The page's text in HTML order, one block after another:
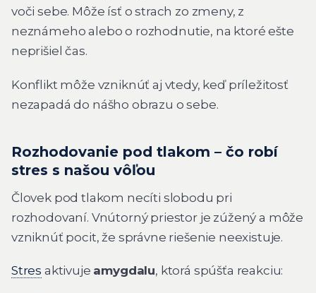
voči sebe. Môže ísť o strach zo zmeny, z
neznámeho alebo o rozhodnutie, na ktoré ešte
neprišiel čas.
Konflikt môže vzniknúť aj vtedy, keď príležitosť
nezapadá do nášho obrazu o sebe.
Rozhodovanie pod tlakom – čo robí
stres s našou vôľou
Človek pod tlakom necíti slobodu pri
rozhodovaní. Vnútorný priestor je zúžený a môže
vzniknúť pocit, že správne riešenie neexistuje.
Stres aktivuje amygdalu, ktorá spúšťa reakciu: